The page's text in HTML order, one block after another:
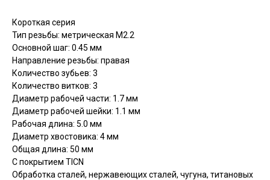
Короткая серия
Тип резьбы: метрическая М2.2
Основной шаг: 0.45 мм
Направление резьбы: правая
Количество зубьев: 3
Количество витков: 3
Диаметр рабочей части: 1.7 мм
Диаметр рабочей шейки: 1.1 мм
Рабочая длина: 5.0 мм
Диаметр хвостовика: 4 мм
Общая длина: 50 мм
С покрытием TICN
Обработка сталей, нержавеющих сталей, чугуна, титановых